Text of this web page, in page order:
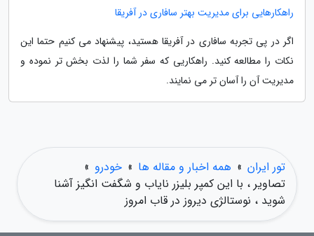
راهکارهایی برای مدیریت بهتر سافاری در آفریقا
اگر در پی تجربه سافاری در آفریقا هستید، پیشنهاد می کنیم حتما این
نکات را مطالعه کنید. راهکاریی که سفر شما را لذت بخش تر نموده و
مدیریت آن را آسان تر می نمایند.
تور ایران » همه اخبار و مقاله ها » خودرو »
تصاویر ، با این کمپر بلیزر نایاب و شگفت انگیز آشنا
شوید ، نوستالژی دیروز در قاب امروز